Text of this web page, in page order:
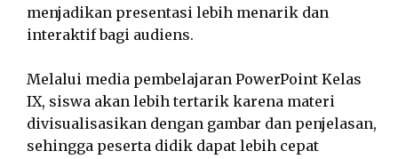
menjadikan presentasi lebih menarik dan
interaktif bagi audiens.
Melalui media pembelajaran PowerPoint Kelas
IX, siswa akan lebih tertarik karena materi
divisualisasikan dengan gambar dan penjelasan,
sehingga peserta didik dapat lebih cepat